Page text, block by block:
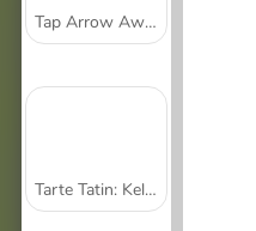
Tap Arrow Away
Tarte Tatin: Kelas Memasak Sara